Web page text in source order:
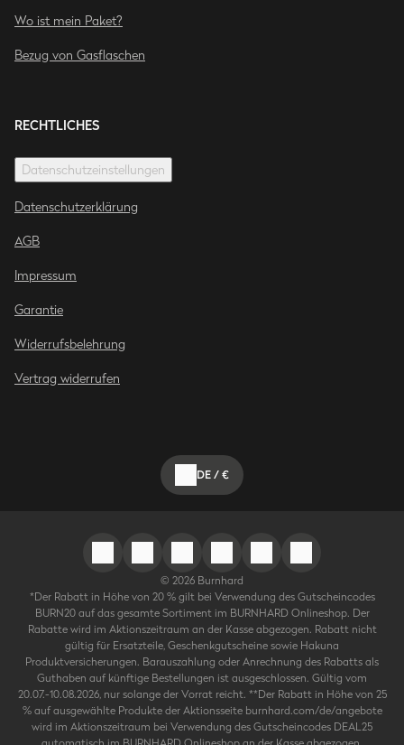
Wo ist mein Paket?
Bezug von Gasflaschen
RECHTLICHES
Datenschutzeinstellungen
Datenschutzerklärung
AGB
Impressum
Garantie
Widerrufsbelehrung
Vertrag widerrufen
DE/€
© 2026 Burnhard
*Der Rabatt in Höhe von 20 % gilt bei Verwendung des Gutscheincodes
BURN20 auf das gesamte Sortiment im BURNHARD Onlineshop. Der
Rabatte wird im Aktionszeitraum an der Kasse abgezogen. Rabatt nicht
gültig für Ersatzteile, Geschenkgutscheine sowie Hakuna
Produktversicherungen. Barauszahlung oder Anrechnung des Rabatts als
Guthaben auf künftige Bestellungen ist ausgeschlossen. Gültig vom
20.07.-10.08.2026, nur solange der Vorrat reicht. **Der Rabatt in Höhe von 25
% auf ausgewählte Produkte der Aktionsseite burnhard.com/de/angebote
wird im Aktionszeitraum bei Verwendung des Gutscheincodes DEAL25